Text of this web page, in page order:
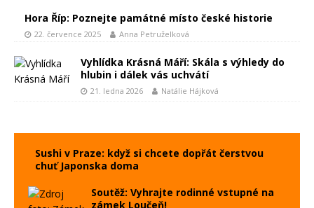
Hora Říp: Poznejte památné místo české historie
22. července 2025 Anna Petruželková
Vyhlídka Krásná Máří: Skála s výhledy do
hlubin i dálek vás uchvátí
21. ledna 2026 Natálie Hájková
Sushi v Praze: když si chcete dopřát čerstvou
chuť Japonska doma
Soutěž: Vyhrajte rodinné vstupné na
zámek Loučeň!